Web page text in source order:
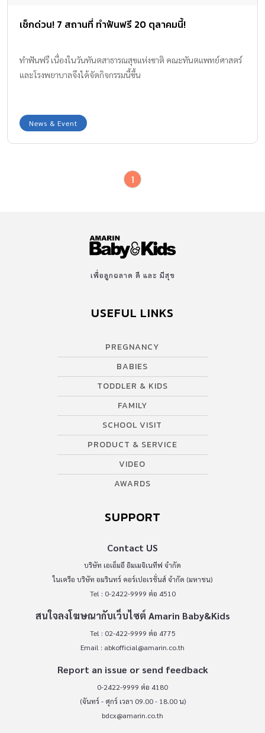
เช็กด่วน! 7 สถานที่ ทำฟันฟรี 20 ตุลาคมนี้!
ทำฟันฟรี เนื่องในวันทันตสาธารณสุขแห่งชาติ คณะทันตแพทย์ศาสตร์
และโรงพยาบาลจึงได้จัดกิจกรรมนี้ขึ้น
News & Event
1
เพื่อลูกฉลาด ดี และ มีสุข
USEFUL LINKS
PREGNANCY
BABIES
TODDLER & KIDS
FAMILY
SCHOOL VISIT
PRODUCT & SERVICE
VIDEO
AWARDS
SUPPORT
Contact US
บริษัท เอเอ็มอี อิมเมจิเนทีฟ จำกัด
ในเครือ บริษัท อมรินทร์ คอร์เปอเรชั่นส์ จำกัด (มหาชน)
Tel : 0-2422-9999 ต่อ 4510
สนใจลงโฆษณากับเว็บไซต์ Amarin Baby&Kids
Tel : 02-422-9999 ต่อ 4775
Email : abkofficial@amarin.co.th
Report an issue or send feedback
0-2422-9999 ต่อ 4180
(จันทร์ - ศุกร์ เวลา 09.00 - 18.00 น)
bdcx@amarin.co.th